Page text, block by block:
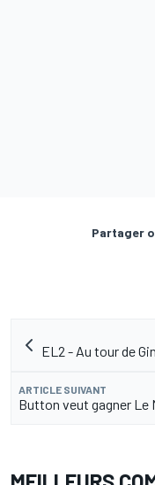
Partager
EL2 - Au tour de
ARTICLE SUIVANT
Button veut gagner Le